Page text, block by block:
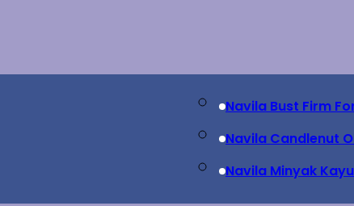
Navila Bust Firm
Navila Candlenut
Navila Minyak